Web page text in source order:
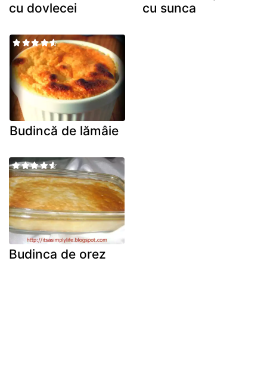
cu dovlecei
cu sunca
Budincă de lămâie
Budinca de orez